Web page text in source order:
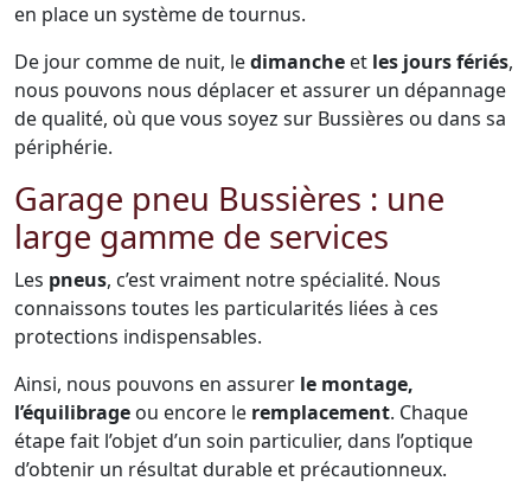
en place un système de tournus.
De jour comme de nuit, ledimanche et les jours fériés,
nous pouvons nous déplacer et assurer un dépannage
de qualité, où que vous soyez sur Bussières ou dans sa
périphérie.
Garage pneu Bussières : une
large gamme de services
Les pneus, c’est vraiment notre spécialité. Nous
connaissons toutes les particularités liées à ces
protections indispensables.
Ainsi, nous pouvons en assurer le montage,
l’équilibrage ou encore le remplacement. Chaque
étape fait l’objet d’un soin particulier, dans l’optique
d’obtenir un résultat durable et précautionneux.